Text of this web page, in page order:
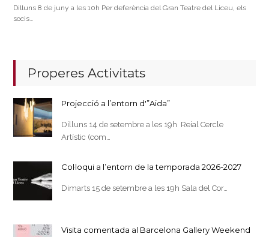
Dilluns 8 de juny a les 10h Per deferència del Gran Teatre del Liceu, els
socis…
Properes Activitats
Projecció a l’entorn d'”Aida”
Dilluns 14 de setembre a les 19h Reial Cercle
Artístic (com…
Col·loqui a l’entorn de la temporada 2026-2027
Dimarts 15 de setembre a les 19h Sala del Cor…
Visita comentada al Barcelona Gallery Weekend